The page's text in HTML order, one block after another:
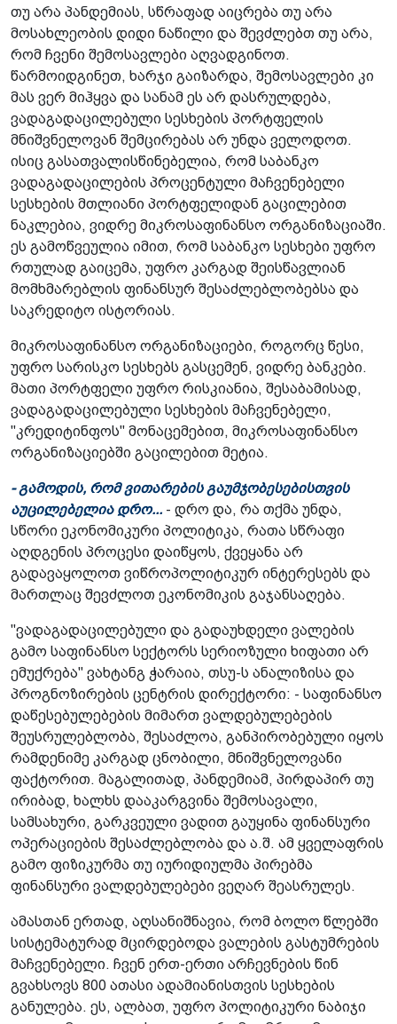
თუ არა პანდემიას, სწრაფად აიცრება თუ არა
მოსახლეობის დიდი ნაწილი და შევძლებთ თუ არა,
რომ ჩვენი შემოსავლები აღვადგინოთ.
წარმოიდგინეთ, ხარჯი გაიზარდა, შემოსავლები კი
მას ვერ მიჰყვა და სანამ ეს არ დასრულდება,
ვადაგადაცილებული სესხების პორტფელის
მნიშვნელოვან შემცირებას არ უნდა ველოდოთ.
ისიც გასათვალისწინებელია, რომ საბანკო
ვადაგადაცილების პროცენტული მაჩვენებელი
სესხების მთლიანი პორტფელიდან გაცილებით
ნაკლებია, ვიდრე მიკროსაფინანსო ორგანიზაციაში.
ეს გამოწვეულია იმით, რომ საბანკო სესხები უფრო
რთულად გაიცემა, უფრო კარგად შეისწავლიან
მომხმარებლის ფინანსურ შესაძლებლობებსა და
საკრედიტო ისტორიას.
მიკროსაფინანსო ორგანიზაციები, როგორც წესი,
უფრო სარისკო სესხებს გასცემენ, ვიდრე ბანკები.
მათი პორტფელი უფრო რისკიანია, შესაბამისად,
ვადაგადაცილებული სესხების მაჩვენებელი,
"კრედიტინფოს" მონაცემებით, მიკროსაფინანსო
ორგანიზაციებში გაცილებით მეტია.
- გამოდის, რომ ვითარების გაუმჯობესებისთვის
აუცილებელია დრო... - დრო და, რა თქმა უნდა,
სწორი ეკონომიკური პოლიტიკა, რათა სწრაფი
აღდგენის პროცესი დაიწყოს, ქვეყანა არ
გადავაყოლოთ ვიწროპოლიტიკურ ინტერესებს და
მართლაც შევძლოთ ეკონომიკის გაჯანსაღება.
"ვადაგადაცილებული და გადაუხდელი ვალების
გამო საფინანსო სექტორს სერიოზული ხიფათი არ
ემუქრება" ვახტანგ ჭარაია, თსუ-ს ანალიზისა და
პროგნოზირების ცენტრის დირექტორი: - საფინანსო
დაწესებულებების მიმართ ვალდებულებების
შეუსრულებლობა, შესაძლოა, განპირობებული იყოს
რამდენიმე კარგად ცნობილი, მნიშვნელოვანი
ფაქტორით. მაგალითად, პანდემიამ, პირდაპირ თუ
ირიბად, ხალხს დააკარგვინა შემოსავალი,
სამსახური, გარკვეული ვადით გაუყინა ფინანსური
ოპერაციების შესაძლებლობა და ა.შ. ამ ყველაფრის
გამო ფიზიკურმა თუ იურიდიულმა პირებმა
ფინანსური ვალდებულებები ვეღარ შეასრულეს.
ამასთან ერთად, აღსანიშნავია, რომ ბოლო წლებში
სისტემატურად მცირდებოდა ვალების გასტუმრების
მაჩვენებელი. ჩვენ ერთ-ერთი არჩევნების წინ
გვახსოვს 800 ათასი ადამიანისთვის სესხების
განულება. ეს, ალბათ, უფრო პოლიტიკური ნაბიჯი